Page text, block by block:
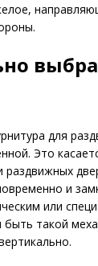
для
Это
и
или
такой